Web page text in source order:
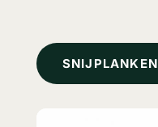
SNIJPLANKEN